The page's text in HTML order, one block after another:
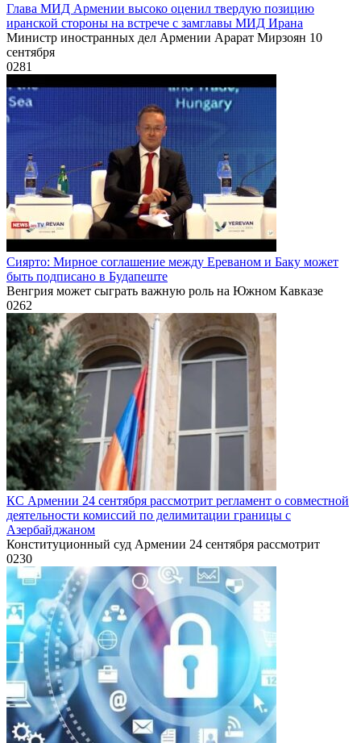
Глава МИД Армении высоко оценил твердую позицию
иранской стороны на встрече с замглавы МИД Ирана
Министр иностранных дел Армении Арарат Мирзоян 10
сентября
0281
Сиярто: Мирное соглашение между Ереваном и Баку может
быть подписано в Будапеште
Венгрия может сыграть важную роль на Южном Кавказе
0262
КС Армении 24 сентября рассмотрит регламент о совместной
деятельности комиссий по делимитации границы с
Азербайджаном
Конституционный суд Армении 24 сентября рассмотрит
0230